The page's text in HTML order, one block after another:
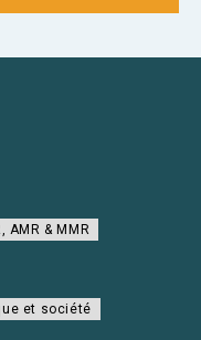
AMR & MMR
et société